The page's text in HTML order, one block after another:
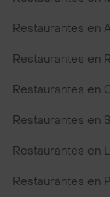
Restaurantes en
Restaurantes en
Restaurantes en
Restaurantes en
Restaurantes en
Restaurantes en